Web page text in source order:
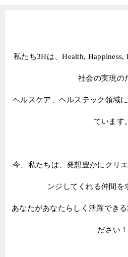
私たち3Hは、Health,
社会の実現の
ヘルスケア、ヘルステック領域
ています。
今、私たちは、発想豊かにクリ
ンジしてくれる仲間を
あなたがあなたらしく活躍でき
ださい！